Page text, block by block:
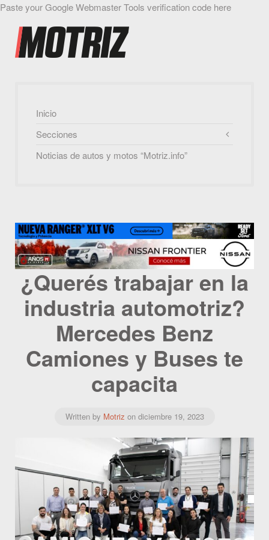
Paste your Google Webmaster Tools verification code here
Inicio
Secciones
Noticias de autos y motos “Motriz.info”
¿Querés trabajar en la
industria automotriz?
Mercedes Benz
Camiones y Buses te
capacita
Written by Motriz on diciembre 19, 2023